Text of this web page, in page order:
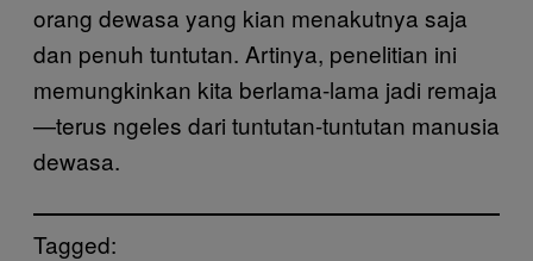
orang dewasa yang kian menakutnya saja
dan penuh tuntutan. Artinya, penelitian ini
memungkinkan kita berlama-lama jadi remaja
—terus ngeles dari tuntutan-tuntutan manusia
dewasa.
Tagged: